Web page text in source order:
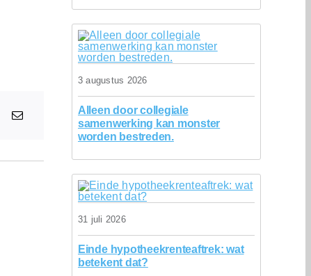
3 augustus 2026
Alleen door collegiale
samenwerking kan monster
worden bestreden.
31 juli 2026
Einde hypotheekrenteaftrek: wat
betekent dat?